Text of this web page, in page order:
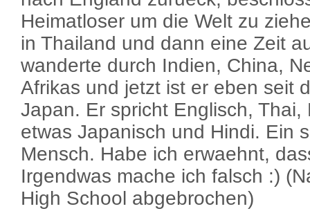
Heimatloser um die Welt zu
in Thailand und dann eine Zeit
wanderte durch Indien, China,
Afrikas und jetzt ist er eben seit
Japan. Er spricht Englisch, Thai,
etwas Japanisch und Hindi. Ein
Mensch. Habe ich erwaehnt,
Irgendwas mache ich falsch :)
High School abgebrochen)